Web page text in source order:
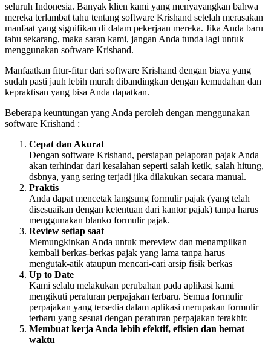
seluruh Indonesia. Banyak klien kami yang menyayangkan bahwa
mereka terlambat tahu tentang software Krishand setelah merasakan
manfaat yang signifikan di dalam pekerjaan mereka. Jika Anda baru
tahu sekarang, maka saran kami, jangan Anda tunda lagi untuk
menggunakan software Krishand.
Manfaatkan fitur-fitur dari software Krishand dengan biaya yang
sudah pasti jauh lebih murah dibandingkan dengan kemudahan dan
kepraktisan yang bisa Anda dapatkan.
Beberapa keuntungan yang Anda peroleh dengan menggunakan
software Krishand :
Cepat dan Akurat
Dengan software Krishand, persiapan pelaporan pajak Anda
akan terhindar dari kesalahan seperti salah ketik, salah hitung,
dsbnya, yang sering terjadi jika dilakukan secara manual.
Praktis
Anda dapat mencetak langsung formulir pajak (yang telah
disesuaikan dengan ketentuan dari kantor pajak) tanpa harus
menggunakan blanko formulir pajak.
Review setiap saat
Memungkinkan Anda untuk mereview dan menampilkan
kembali berkas-berkas pajak yang lama tanpa harus
mengutak-atik ataupun mencari-cari arsip fisik berkas
Up to Date
Kami selalu melakukan perubahan pada aplikasi kami
mengikuti peraturan perpajakan terbaru. Semua formulir
perpajakan yang tersedia dalam aplikasi merupakan formulir
terbaru yang sesuai dengan peraturan perpajakan terakhir.
Membuat kerja Anda lebih efektif, efisien dan hemat
waktu